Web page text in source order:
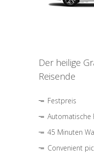
Der heilige
Reisende
Festpreis
Automatische
45 Minuten
Convenient